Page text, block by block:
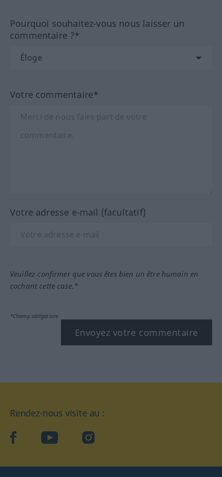
Pourquoi souhaitez-vous nous laisser un
commentaire ?*
Votre commentaire*
Votre adresse e-mail (facultatif)
Veuillez confirmer que vous êtes bien un être humain en
cochant cette case.*
*Champ obligatoire
Envoyez votre commentaire
Rendez-nous visite au :
facebookYouTube Instagram